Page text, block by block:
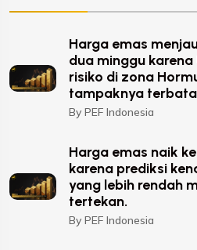
Harga emas
dua minggu
risiko di zona
tampaknya
By PEF Indonesia
Harga emas naik
karena prediksi
yang lebih rendah
tertekan.
By PEF Indonesia